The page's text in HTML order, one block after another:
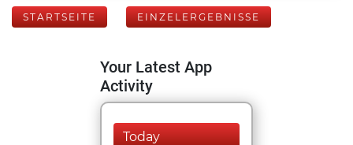
STARTSEITE EINZELERGEBNISSE
Your Latest App
Activity
Today